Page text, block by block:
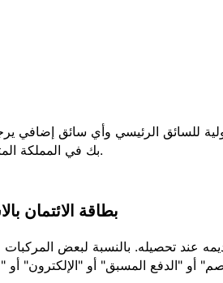
للسائق الرئيسي وأي سائق إضافي
بك في المملكة المتحدة ، فيجب عليك إحضار كلا الجزأين من رخصتك.
بطاقة الائتمان
أو "الدفع المسبق" أو "الإلكترون" أو